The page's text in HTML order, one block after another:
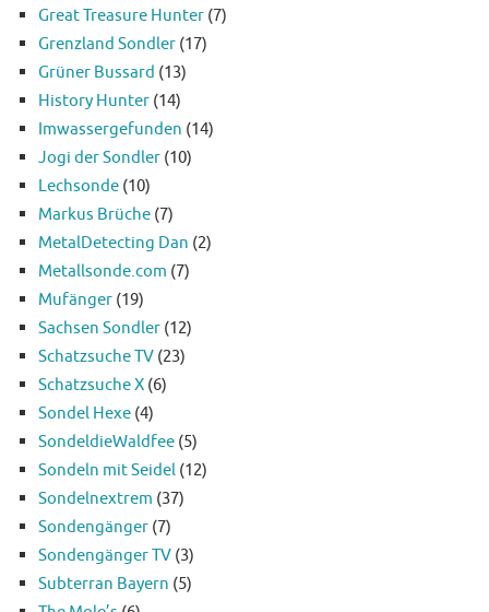
Great Treasure Hunter (7)
Grenzland Sondler (17)
Grüner Bussard (13)
History Hunter (14)
Imwassergefunden (14)
Jogi der Sondler (10)
Lechsonde (10)
Markus Brüche (7)
MetalDetecting Dan (2)
Metallsonde.com (7)
Mufänger (19)
Sachsen Sondler (12)
Schatzsuche TV (23)
Schatzsuche X (6)
Sondel Hexe (4)
SondeldieWaldfee (5)
Sondeln mit Seidel (12)
Sondelnextrem (37)
Sondengänger (7)
Sondengänger TV (3)
Subterran Bayern (5)